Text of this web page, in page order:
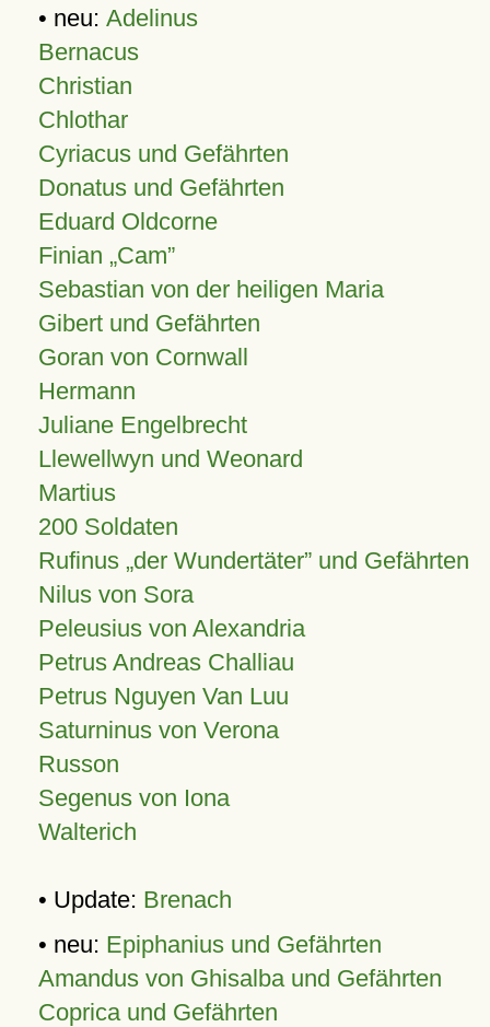
• neu: Adelinus
Bernacus
Christian
Chlothar
Cyriacus und Gefährten
Donatus und Gefährten
Eduard Oldcorne
Finian Cam
Sebastian von der heiligen Maria
Gibert und Gefährten
Goran von Cornwall
Hermann
Juliane Engelbrecht
Llewellwyn und Weonard
Martius
200 Soldaten
Rufinus „der Wundertäter” und Gefährten
Nilus von Sora
Peleusius von Alexandria
Petrus Andreas Challiau
Petrus Nguyen Van Luu
Saturninus von Verona
Russon
Segenus von Iona
Walterich
• Update: Brenach
• neu: Epiphanius und Gefährten
Amandus von Ghisalba und Gefährten
Coprica und Gefährten